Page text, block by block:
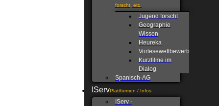
forscht, etc.
Jugend forscht
Geographie
Wissen
Heureka
Vorlesewettbewerb
Kurzfilme im
Dialog
Spanisch-AG
IServPlattformen / Infos
IServ -